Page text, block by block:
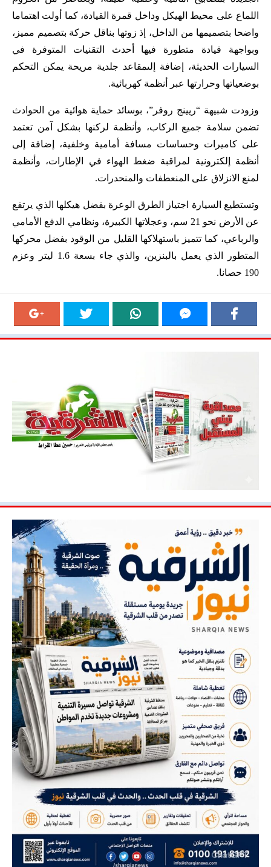
اللماع على محيط الهيكل وداخل قمرة القيادة، كما أولت اهتماما
واضحا بتصميمها من الداخل، إذ زوتها بناقل حركة بتصميم مميز،
وبواجهة قيادة متطورة فيها أحدث التقنيات المتوفرة في
السيارات الحديثة، إضافة إلىمقاعد جلدية مريحة يمكن التحكم
بوضعياتها وحرارتها عبر أنظمة كهربائية.
وزودت شبيهة “ريينج روفر”، بوسائد حماية هوائية من الحوادث
تضمن سلامة جميع الركاب، وأنظمة لركنها بشكل آمن تعتمد
على كاميرات وحساسات مسافة أمامية وخلفية، إضافة إلى
أنظمة إلكترونية لمراقبة ضغط الهواء في الإطارات، وأنظمة
لمنع الانزلاق على المنعطفات والمنحدرات.
وتستطيع السيارة اجتياز الطرق الوعرة بفضل هيكلها الذي يرتفع
عن الأرض نحو 21 سم، وعجلاتها الكبيرة، ونظامي الدفع الأمامي
والرباعي، كما تتميز باستهلاكها القليل من الوقود بفضل محركها
المتطور الذي يعمل بالبنزين، والذي جاء بسعة 1.6 ليتر وعزم
190 حصانا.